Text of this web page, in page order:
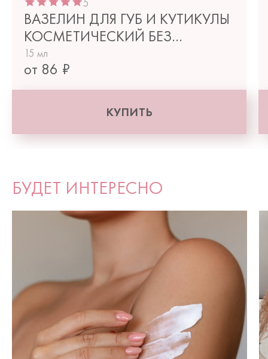
5
ВАЗЕЛИН ДЛЯ ГУБ И КУТИКУЛЫ
КОСМЕТИЧЕСКИЙ БЕЗ
ОТДУШКИ 15 МЛ
15 мл
от 86 ₽
КУПИТЬ
БУДЕТ ИНТЕРЕСНО